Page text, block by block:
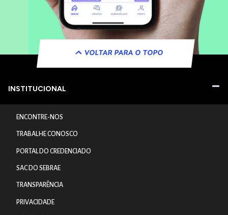
VOLTAR PARA O TOPO
INSTITUCIONAL
ENCONTRE-NOS
TRABALHE CONOSCO
PORTAL DO CREDENCIADO
SAC DO SEBRAE
TRANSPARÊNCIA
PRIVACIDADE